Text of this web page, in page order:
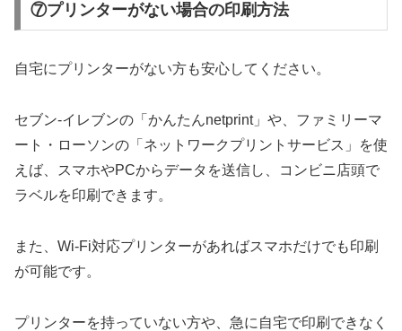
⑦プリンターがない場合の印刷方法
自宅にプリンターがない方も安心してください。
セブン-イレブンの「かんたんnetprint」や、ファミリーマ
ート・ローソンの「ネットワークプリントサービス」を使
えば、スマホやPCからデータを送信し、コンビニ店頭で
ラベルを印刷できます。
また、Wi-Fi対応プリンターがあればスマホだけでも印刷
が可能です。
プリンターを持っていない方や、急に自宅で印刷できなく